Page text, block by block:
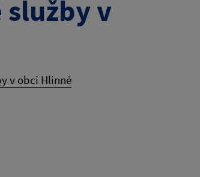
v
v obci Hlinné